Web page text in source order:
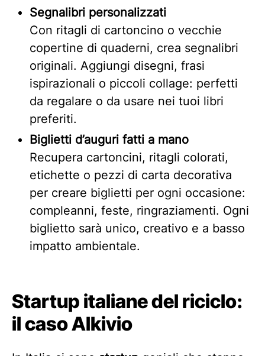
Segnalibri personalizzati
Con ritagli di cartoncino o vecchie
copertine di quaderni, crea segnalibri
originali. Aggiungi disegni, frasi
ispirazionali o piccoli collage: perfetti
da regalare o da usare nei tuoi libri
preferiti.
Biglietti d’auguri fatti a mano
Recupera cartoncini, ritagli colorati,
etichette o pezzi di carta decorativa
per creare biglietti per ogni occasione:
compleanni, feste, ringraziamenti. Ogni
biglietto sarà unico, creativo e a basso
impatto ambientale.
Startup italiane del riciclo:
il caso Alkivio